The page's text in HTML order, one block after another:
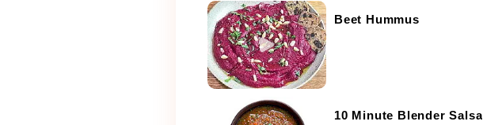
Beet Hummus
10 Minute Blender Salsa